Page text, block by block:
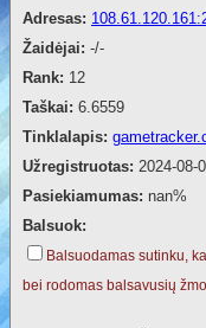
Adresas:
Žaidėjai: -/-
Rank: 12
Taškai: 6.6559
Tinklalapis:
Užregistruotas: 2024-08-
Pasiekiamumas: nan%
Balsuok:
Balsuodamas sutinku,
bei rodomas balsavusių